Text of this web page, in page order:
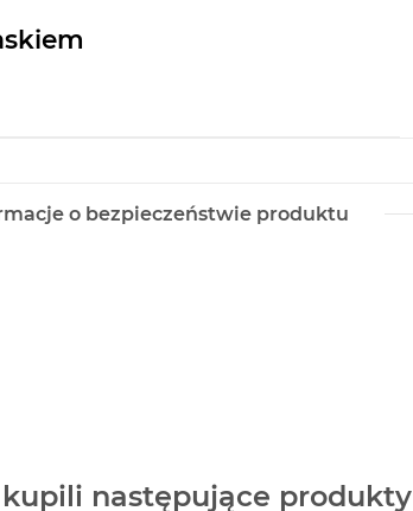
o bezpieczeństwie produktu
następujące produkty